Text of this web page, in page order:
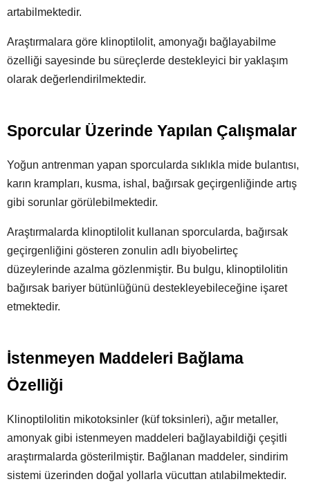
artabilmektedir.
Araştırmalara göre klinoptilolit, amonyağı bağlayabilme
özelliği sayesinde bu süreçlerde destekleyici bir yaklaşım
olarak değerlendirilmektedir.
Sporcular Üzerinde Yapılan Çalışmalar
Yoğun antrenman yapan sporcularda sıklıkla mide bulantısı,
karın krampları, kusma, ishal, bağırsak geçirgenliğinde artış
gibi sorunlar görülebilmektedir.
Araştırmalarda klinoptilolit kullanan sporcularda, bağırsak
geçirgenliğini gösteren zonulin adlı biyobelirteç
düzeylerinde azalma gözlenmiştir. Bu bulgu, klinoptilolitin
bağırsak bariyer bütünlüğünü destekleyebileceğine işaret
etmektedir.
İstenmeyen Maddeleri Bağlama
Özelliği
Klinoptilolitin mikotoksinler (küf toksinleri), ağır metaller,
amonyak gibi istenmeyen maddeleri bağlayabildiği çeşitli
araştırmalarda gösterilmiştir. Bağlanan maddeler, sindirim
sistemi üzerinden doğal yollarla vücuttan atılabilmektedir.